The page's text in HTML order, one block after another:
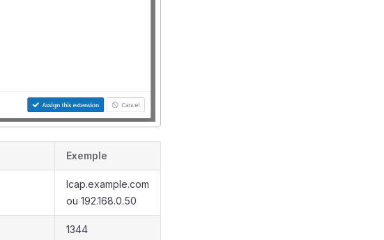
Exemple
Icap.example.com
ou 192.168.0.50
1344